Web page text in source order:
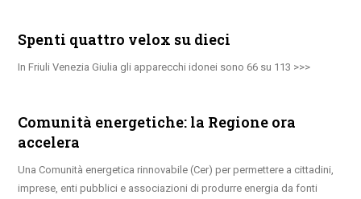
Spenti quattro velox su dieci
In Friuli Venezia Giulia gli apparecchi idonei sono 66 su 113
Comunità energetiche: la Regione ora
accelera
Una Comunità energetica rinnovabile (Cer) per permettere a cittadini,
imprese, enti pubblici e associazioni di produrre energia da fonti